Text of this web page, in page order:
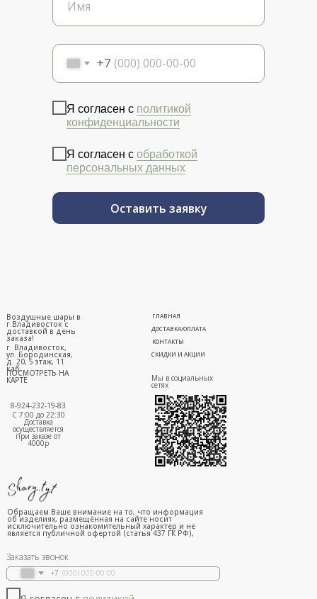
+7
Я согласен с политикой
конфиденциальности
Я согласен с обработкой
персональных данных
Оставить заявку
г. Владивосток,
ул. Бородинская,
д. 20, 5 этаж, 11
каб.
ПОСМОТРЕТЬ НА
КАРТЕ
ГЛАВНАЯ
ДОСТАВКА/ОПЛАТА
СКИДКИ И АКЦИИ
КОНТАКТЫ
8-924-232-19-83
С 7:00 до 22:30
Доставка
осуществляется
при заказе от
4000р
Воздушные шары в
г.Владивосток с
доставкой в день
заказа!
Мы в социальных
сетях
Заказать звонок
+7
Обращаем Ваше внимание на то, что информация
об изделиях, размещённая на сайте носит
исключительно ознакомительный характер и не
является публичной офертой (статья 437 ГК РФ),